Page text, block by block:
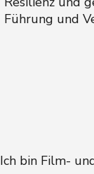
Führung und
Ich bin Film-